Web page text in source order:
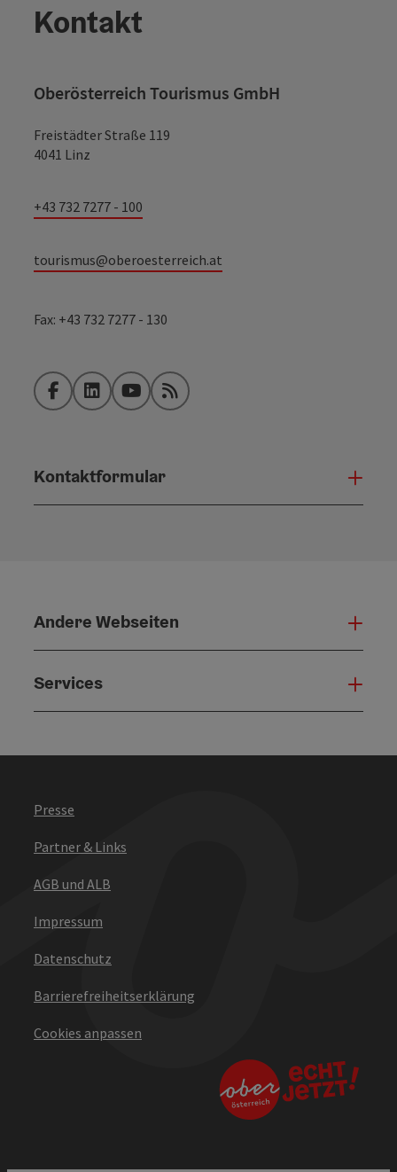
Kontakt
Oberösterreich Tourismus GmbH
Freistädter Straße 119
4041 Linz
+43 732 7277 - 100
tourismus@oberoesterreich.at
Fax: +43 732 7277 - 130
FacebookLinkedInYouTubeRSS-Feed
Kontaktformular
Andere Webseiten
Services
Presse
Partner & Links
AGB und ALB
Impressum
Datenschutz
Barrierefreiheitserklärung
Cookies anpassen